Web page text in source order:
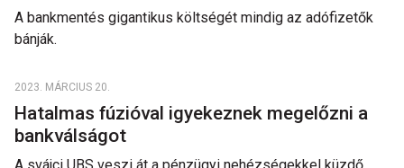
A bankmentés gigantikus költségét mindig az adófizetők
bánják.
2023. MÁRCIUS 20.
Hatalmas fúzióval igyekeznek megelőzni a
bankválságot